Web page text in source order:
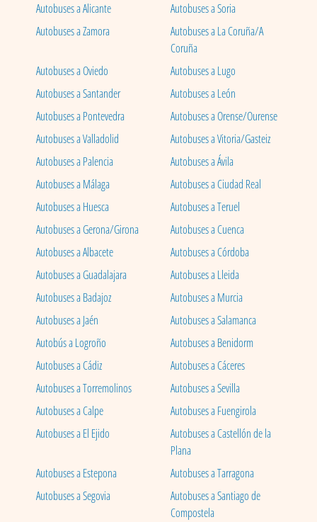
Autobuses a Alicante
Autobuses a Soria
Autobuses a Zamora
Autobuses a La Coruña/A
Coruña
Autobuses a Oviedo
Autobuses a Lugo
Autobuses a Santander
Autobuses a León
Autobuses a Pontevedra
Autobuses a Orense/Ourense
Autobuses a Valladolid
Autobuses a Vitoria/Gasteiz
Autobuses a Palencia
Autobuses a Ávila
Autobuses a Málaga
Autobuses a Ciudad Real
Autobuses a Huesca
Autobuses a Teruel
Autobuses a Gerona/Girona
Autobuses a Cuenca
Autobuses a Albacete
Autobuses a Córdoba
Autobuses a Guadalajara
Autobuses a Lleida
Autobuses a Badajoz
Autobuses a Murcia
Autobuses a Jaén
Autobuses a Salamanca
Autobús a Logroño
Autobuses a Benidorm
Autobuses a Cádiz
Autobuses a Cáceres
Autobuses a Torremolinos
Autobuses a Sevilla
Autobuses a Calpe
Autobuses a Fuengirola
Autobuses a El Ejido
Autobuses a Castellón de la
Plana
Autobuses a Estepona
Autobuses a Tarragona
Autobuses a Segovia
Autobuses a Santiago de
Compostela